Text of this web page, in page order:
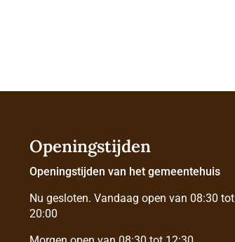
Openingstijden
Openingstijden van het gemeentehuis
Nu gesloten. Vandaag open van 08:30 tot
20:00